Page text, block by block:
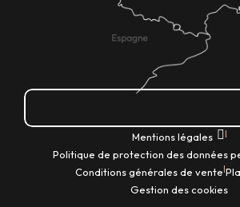
Mentions légales |
Politique de protection des données
Conditions générales de vente|
Gestion des cookies